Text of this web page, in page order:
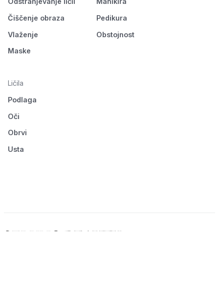
Čiščenje obraza
Vlaženje
Maske
Pedikura
Obstojnost
Ličila
Podlaga
Oči
Obrvi
Usta